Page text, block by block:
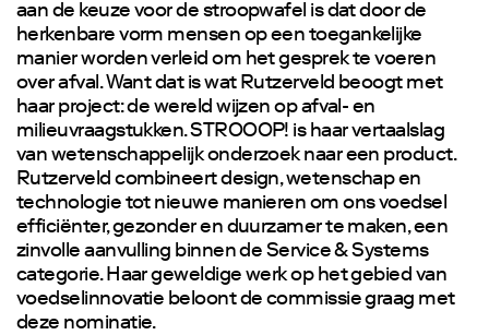
aan de keuze voor de stroopwafel is dat door de
herkenbare vorm mensen op een toegankelijke
manier worden verleid om het gesprek te voeren
over afval. Want dat is wat Rutzerveld beoogt met
haar project: de wereld wijzen op afval- en
milieuvraagstukken. STROOOP! is haar vertaalslag
van wetenschappelijk onderzoek naar een product.
Rutzerveld combineert design, wetenschap en
technologie tot nieuwe manieren om ons voedsel
efficiënter, gezonder en duurzamer te maken, een
zinvolle aanvulling binnen de Service & Systems
categorie. Haar geweldige werk op het gebied van
voedselinnovatie beloont de commissie graag met
deze nominatie.